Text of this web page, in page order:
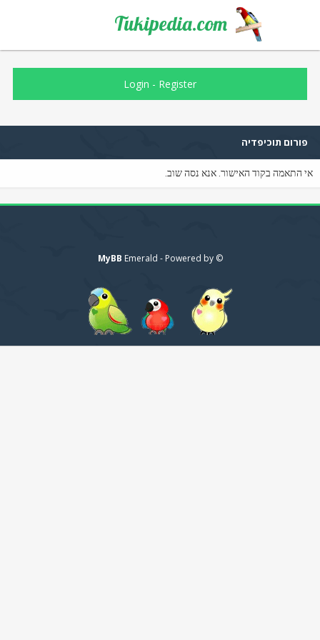
Tukipedia.com
Login - Register
פורום תוכיפדיה
אי התאמה בקוד האישור. אנא נסה שוב.
© Emerald - Powered by
MyBB